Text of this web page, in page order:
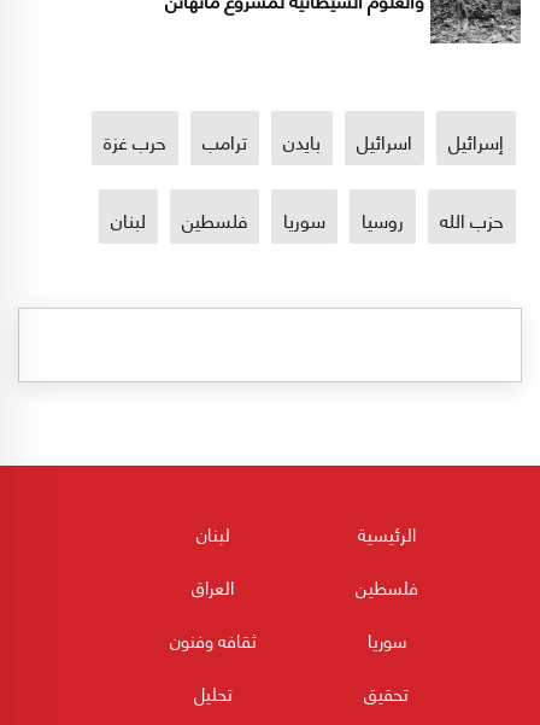
إسرائيل اسرائيل بايدن ترامب حرب غزة
حزب الله روسيا سوريا فلسطين لبنان
الرئيسية
لبنان
فلسطين
العراق
سوريا
ثقافه وفنون
تحقيق
تحليل